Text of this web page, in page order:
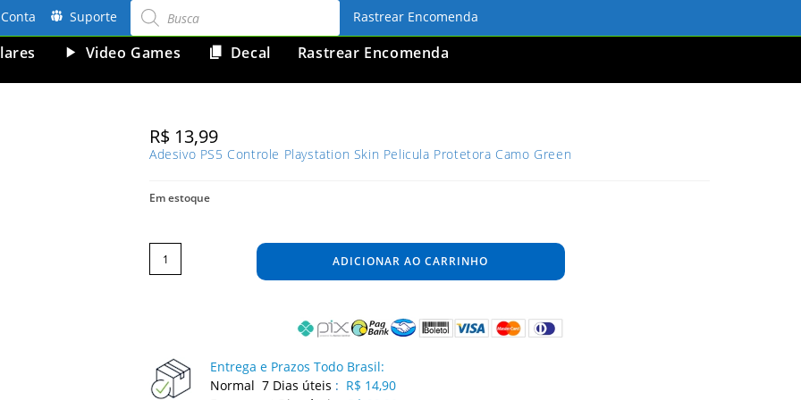
Conta Suporte produtos Rastrear Encomenda
Video Games Decal Rastrear Encomenda
R$ 13,99
Adesivo PS5 Controle Playstation Skin Pelicula Protetora Camo Green
Em estoque
Adesivo
PS5
Controle
Playstation
Skin
Pelicula
ADICIONAR AO CARRINHO
Entrega e Prazos Todo Brasil:
Normal 7 Dias úteis : R$ 14,90